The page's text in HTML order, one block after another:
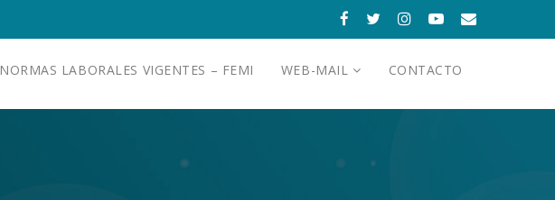
NORMAS LABORALES VIGENTES – FEMI WEB-MAIL CONTACTO